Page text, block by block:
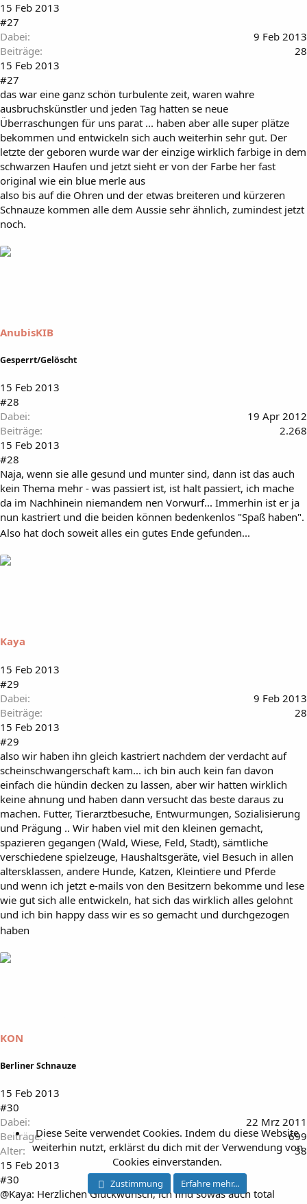
15 Feb 2013
#27
Dabei
9 Feb 2013
Beiträge
28
15 Feb 2013
#27
das war eine ganz schön turbulente zeit, waren wahre
ausbruchskünstler und jeden Tag hatten se neue
Überraschungen für uns parat ... haben aber alle super plätze
bekommen und entwickeln sich auch weiterhin sehr gut. Der
letzte der geboren wurde war der einzige wirklich farbige in dem
schwarzen Haufen und jetzt sieht er von der Farbe her fast
original wie ein blue merle aus
also bis auf die Ohren und der etwas breiteren und kürzeren
Schnauze kommen alle dem Aussie sehr ähnlich, zumindest jetzt
noch.
AnubisKIB
Gesperrt/Gelöscht
15 Feb 2013
#28
Dabei
19 Apr 2012
Beiträge
2.268
15 Feb 2013
#28
Naja, wenn sie alle gesund und munter sind, dann ist das auch
kein Thema mehr - was passiert ist, ist halt passiert, ich mache
da im Nachhinein niemandem nen Vorwurf... Immerhin ist er ja
nun kastriert und die beiden können bedenkenlos "Spaß haben".
Also hat doch soweit alles ein gutes Ende gefunden...
Kaya
15 Feb 2013
#29
Dabei
9 Feb 2013
Beiträge
28
15 Feb 2013
#29
also wir haben ihn gleich kastriert nachdem der verdacht auf
scheinschwangerschaft kam... ich bin auch kein fan davon
einfach die hündin decken zu lassen, aber wir hatten wirklich
keine ahnung und haben dann versucht das beste daraus zu
machen. Futter, Tierarztbesuche, Entwurmungen, Sozialisierung
und Prägung .. Wir haben viel mit den kleinen gemacht,
spazieren gegangen (Wald, Wiese, Feld, Stadt), sämtliche
verschiedene spielzeuge, Haushaltsgeräte, viel Besuch in allen
altersklassen, andere Hunde, Katzen, Kleintiere und Pferde
und wenn ich jetzt e-mails von den Besitzern bekomme und lese
wie gut sich alle entwickeln, hat sich das wirklich alles gelohnt
und ich bin happy dass wir es so gemacht und durchgezogen
haben
KON
Berliner Schnauze
15 Feb 2013
#30
Dabei
22 Mrz 2011
Beiträge
699
Alter
38
15 Feb 2013
#30
@Kaya: Herzlichen Glückwunsch, ich find sowas auch total
Diese Seite verwendet Cookies. Indem du diese Website
weiterhin nutzt, erklärst du dich mit der Verwendung von
Cookies einverstanden.
Zustimmung Erfahre mehr...